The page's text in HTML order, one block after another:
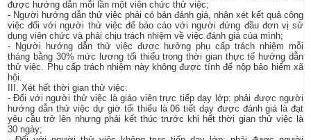
được hướng dẫn mỗi lần một viên chức thử việc;
- Người hướng dẫn thử việc phải có bản đánh giá, nhận xét kết quả công
việc đối với người thử việc để báo cáo với người đứng đầu đơn vị sử
dụng viên chức và phải chịu trách nhiệm về việc đánh giá của mình;
- Người hướng dẫn thử việc được hưởng phụ cấp trách nhiệm mỗi
tháng bằng 30% mức lương tối thiểu trong thời gian thực tế hướng dẫn
thử việc. Phụ cấp trách nhiệm này không được tính để nộp bảo hiểm xã
hội.
III. Xét hết thời gian thử việc:
- Đối với người thử việc là giáo viên trực tiếp dạy lớp: phải được người
hướng dẫn thử việc dự giờ tối thiểu là 06 tiết dạy được đánh giá là đạt
yêu cầu trở lên nhưng phải kết thúc trước khi hết thời gian thử việc là
30 ngày;